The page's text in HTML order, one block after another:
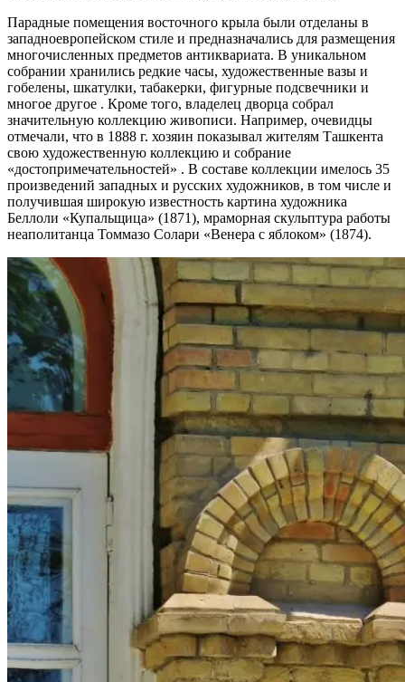
Парадные помещения восточного крыла были отделаны в
западноевропейском стиле и предназначались для размещения
многочисленных предметов антиквариата. В уникальном
собрании хранились редкие часы, художественные вазы и
гобелены, шкатулки, табакерки, фигурные подсвечники и
многое другое . Кроме того, владелец дворца собрал
значительную коллекцию живописи. Например, очевидцы
отмечали, что в 1888 г. хозяин показывал жителям Ташкента
свою художественную коллекцию и собрание
«достопримечательностей» . В составе коллекции имелось 35
произведений западных и русских художников, в том числе и
получившая широкую известность картина художника
Беллоли «Купальщица» (1871), мраморная скульптура работы
неаполитанца Томмазо Солари «Венера с яблоком» (1874).